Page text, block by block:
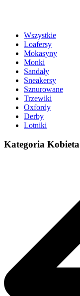
Wszystkie
Loafersy
Mokasyny
Monki
Sandały
Sneakersy
Sznurowane
Trzewiki
Oxfordy
Derby
Lotniki
Kategoria Kobieta